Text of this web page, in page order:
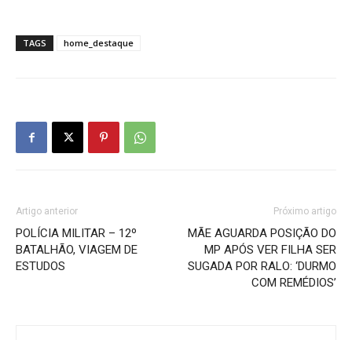
TAGS home_destaque
Artigo anterior
POLÍCIA MILITAR – 12º
BATALHÃO, VIAGEM DE
ESTUDOS
Próximo artigo
MÃE AGUARDA POSIÇÃO DO
MP APÓS VER FILHA SER
SUGADA POR RALO: ‘DURMO
COM REMÉDIOS’